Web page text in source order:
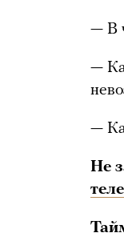
— В
—
—
Не